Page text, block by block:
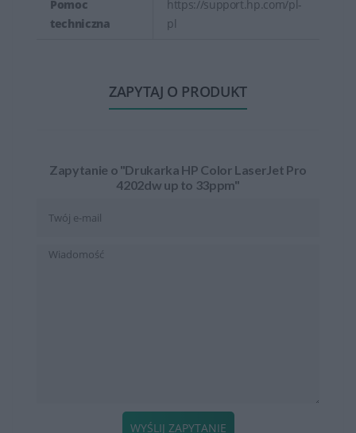
Pomoc
techniczna
https://support.hp.com/pl-
pl
ZAPYTAJ O PRODUKT
Zapytanie o "Drukarka HP Color LaserJet Pro
4202dw up to 33ppm"
WYŚLIJ ZAPYTANIE